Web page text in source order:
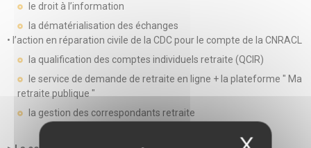
le droit à l’information
la dématérialisation des échanges
• l’action en réparation civile de la CDC pour le compte de la CNRACL
la qualification des comptes individuels retraite (QCIR)
le service de demande de retraite en ligne + la plateforme " Ma
retraite publique "
la gestion des correspondants retraite